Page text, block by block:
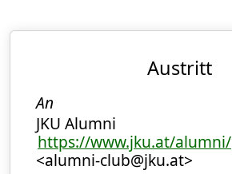
Austritt
An
JKU Alumni
https://www.jku.at/alumni/
<alumni-club@jku.at>